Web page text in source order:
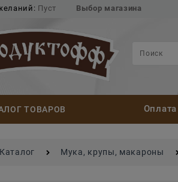
Пуст Выбор магазина
ТОВАРОВ Оплата
Каталог Мука, крупы, макароны